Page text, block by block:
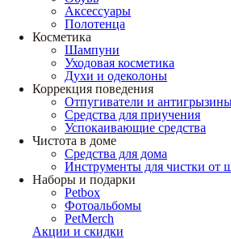
Аксессуары
Полотенца
Косметика
Шампуни
Уходовая косметика
Духи и одеколоны
Коррекция поведения
Отпугиватели и
Средства для приучения
Успокаивающие средства
Чистота в доме
Средства для дома
Инструменты для чистки от
Наборы и подарки
Petbox
Фотоальбомы
PetMerch
Акции и скидки